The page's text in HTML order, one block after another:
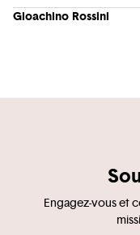
Gioachino Rossini
Engagez-vous et